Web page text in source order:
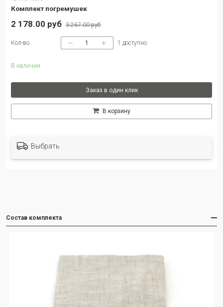
Комплект погремушек
В наличии
2 178.00 руб 3 267.00 руб
Кол-во. 1 доступно
Заказ в один клик
В корзину
Выбрать
Состав комплекта